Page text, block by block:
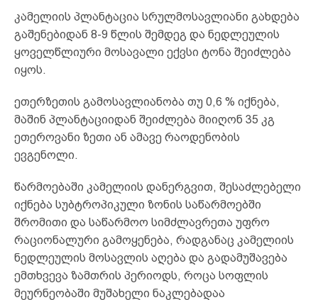
კამელიის პლანტაცია სრულმოსავლიანი გახდება
გაშენებიდან 8-9 წლის შემდეგ და ნედლეულის
ყოველწლიური მოსავალი ექვსი ტონა შეიძლება
იყოს.
ეთერზეთის გამოსავლიანობა თუ 0,6 % იქნება,
მაშინ პლანტაციიდან შეიძლება მიიღონ 35 კგ
ეთეროვანი ზეთი ან ამავე რაოდენობის
ევგენოლი.
წარმოებაში კამელიის დანერგვით, შესაძლებელი
იქნება სუბტროპიკული ზონის საწარმოებში
შრომითი და საწარმოო სიმძლავრეთა უფრო
რაციონალური გამოყენება, რადგანაც კამელიის
ნედლეულის მოსავლის აღება და გადამუშავება
ემთხვევა ზამთრის პერიოდს, როცა სოფლის
მეურნეობაში მუშახელი ნაკლებადაა